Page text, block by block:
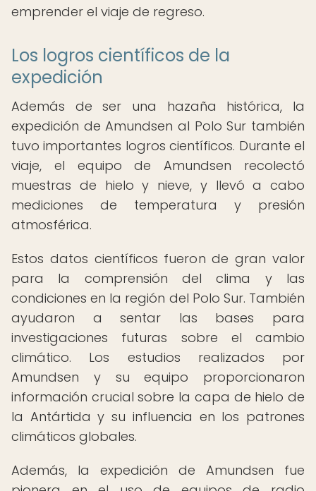
emprender el viaje de regreso.
Los logros científicos de la
expedición
Además de ser una hazaña histórica, la
expedición de Amundsen al Polo Sur también
tuvo importantes logros científicos. Durante el
viaje, el equipo de Amundsen recolectó
muestras de hielo y nieve, y llevó a cabo
mediciones de temperatura y presión
atmosférica.
Estos datos científicos fueron de gran valor
para la comprensión del clima y las
condiciones en la región del Polo Sur. También
ayudaron a sentar las bases para
investigaciones futuras sobre el cambio
climático. Los estudios realizados por
Amundsen y su equipo proporcionaron
información crucial sobre la capa de hielo de
la Antártida y su influencia en los patrones
climáticos globales.
Además, la expedición de Amundsen fue